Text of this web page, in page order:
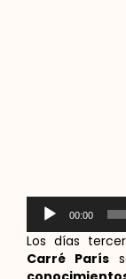
Reproductor
audio
00:00
Los días
Carré París